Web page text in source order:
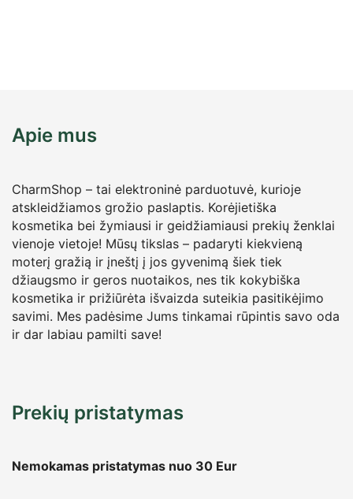
Apie mus
CharmShop – tai elektroninė parduotuvė, kurioje
atskleidžiamos grožio paslaptis. Korėjietiška
kosmetika bei žymiausi ir geidžiamiausi prekių ženklai
vienoje vietoje! Mūsų tikslas – padaryti kiekvieną
moterį gražią ir įneštį į jos gyvenimą šiek tiek
džiaugsmo ir geros nuotaikos, nes tik kokybiška
kosmetika ir prižiūrėta išvaizda suteikia pasitikėjimo
savimi. Mes padėsime Jums tinkamai rūpintis savo oda
ir dar labiau pamilti save!
Prekių pristatymas
Nemokamas pristatymas nuo 30 Eur